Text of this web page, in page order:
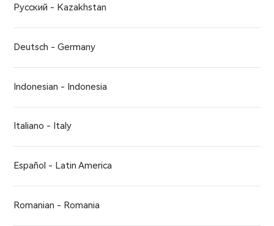
Русский - Kazakhstan
Deutsch - Germany
Indonesian - Indonesia
Italiano - Italy
Español - Latin America
Romanian - Romania